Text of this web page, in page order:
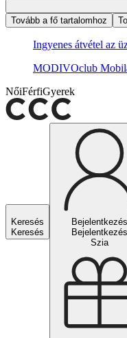
Tovább a fő tartalomhoz
Ingyenes átvétel az
MODIVOclub
NőiFérfiGyerek
Keresés
Keresés
Bejelentkezés
Bejelentkezés
Szia